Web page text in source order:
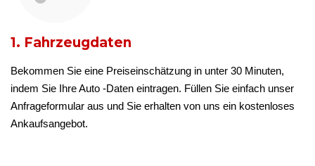
1. Fahrzeugdaten
Bekommen Sie eine Preiseinschätzung in unter 30 Minuten,
indem Sie Ihre Auto -Daten eintragen. Füllen Sie einfach unser
Anfrageformular aus und Sie erhalten von uns ein kostenloses
Ankaufsangebot.